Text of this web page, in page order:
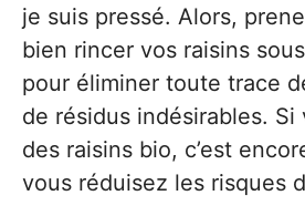
je suis pressé. Alors,
bien rincer vos raisins
pour éliminer toute trace
de résidus indésirables.
des raisins bio, c’est
vous réduisez les risques